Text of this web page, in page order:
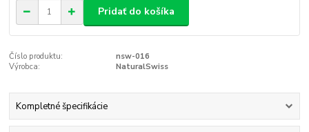
Pridať do košíka
Číslo produktu:
nsw-016
Výrobca:
NaturalSwiss
Kompletné špecifikácie